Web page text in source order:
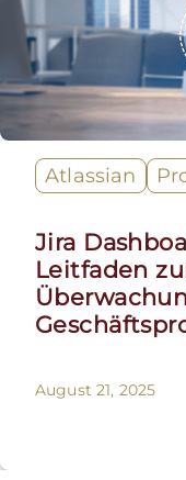
Atlassian
Jira
Leitfaden
August 21, 2025